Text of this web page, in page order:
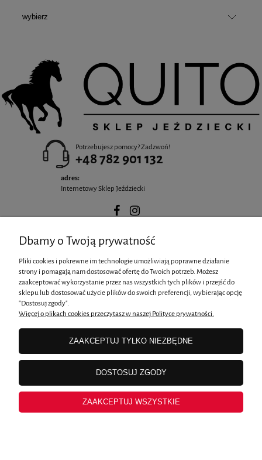
Potrzebujesz pomocy? Zadzwoń!
+48 782 901 132
adres:
Internetowy Sklep Jeździecki
MOJE KONTO
PŁATNOŚCI I DOSTAWA
INFORMACJE
O NAS
Dbamy o Twoją prywatność
Pliki cookies i pokrewne im technologie umożliwiają poprawne działanie
strony i pomagają nam dostosować ofertę do Twoich potrzeb. Możesz
zaakceptować wykorzystanie przez nas wszystkich tych plików i przejść do
sklepu lub dostosować użycie plików do swoich preferencji, wybierając opcję
"Dostosuj zgody".
Więcej o plikach cookies przeczytasz w naszej Polityce prywatności.
ZAAKCEPTUJ TYLKO NIEZBĘDNE
DOSTOSUJ ZGODY
ZAAKCEPTUJ WSZYSTKIE